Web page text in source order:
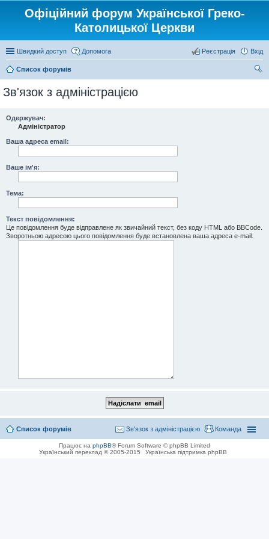
Офіційний форум Української Греко-
Католицької Церкви
Швидкий доступ Допомога Вхід
Реєстрація
Список форумів
Зв'язок з адміністрацією
Одержувач:
Адміністратор
Ваша адреса email:
Ваше ім'я:
Тема:
Текст повідомлення:
Це повідомлення буде відправлене як звичайний текст, без коду HTML або BBCode.
Зворотньою адресою цього повідомлення буде встановлена ваша адреса e-mail.
Список форумів Команда
Зв'язок з адміністрацією
Працює на phpBB® Forum Software © phpBB Limited
Український переклад © 2005-2015
Українська підтримка phpBB